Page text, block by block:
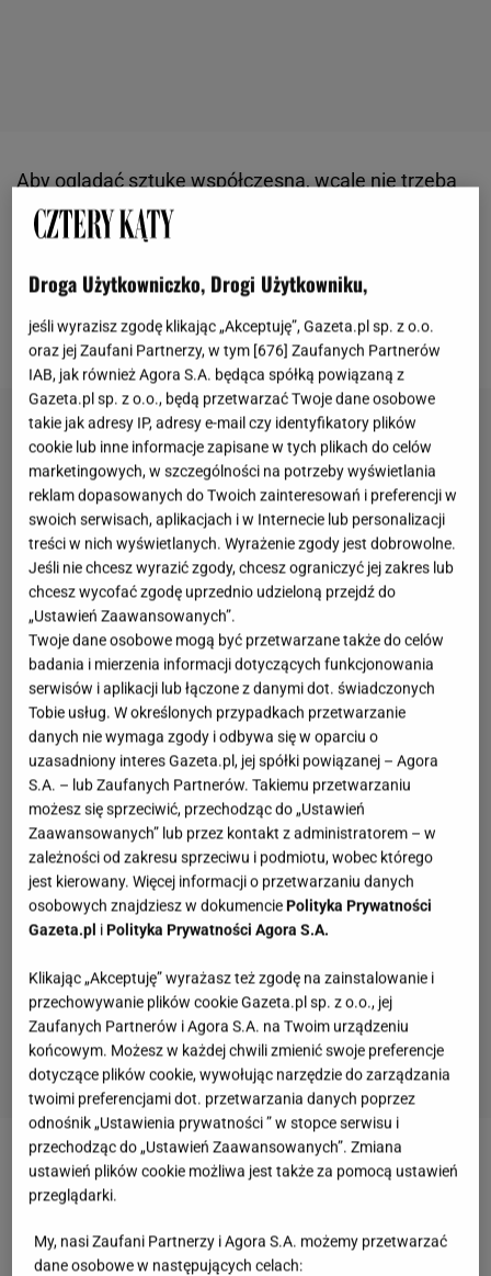
Aby oglądać sztukę współczesną, wcale nie trzeba
chodzić po galeriach i muzeach. Czasem wystarczy
rozejrzeć się dookoła! Niedawno w Warszawie, na
Patio Cosmopolitan Twarda 4, stanęła niezwykła
Erana Skakine'a.
"You and Me" to ośmiometrowa rzeźba zwróconej
do siebie pary. Platforma, na której ustawione są
postacie, jest w ciągłym, powolnym ruchu. Kobieta i
mężczyzna zdają się balansować na poruszającej
Droga Użytkowniczko, Drogi Użytkowniku,
jeśli wyrazisz zgodę klikając „Akceptuję”, Gazeta.pl sp. z o.o.
oraz jej Zaufani Partnerzy, w tym [676] Zaufanych Partnerów
IAB, jak również Agora S.A. będąca spółką powiązaną z
Gazeta.pl sp. z o.o., będą przetwarzać Twoje dane osobowe
takie jak adresy IP, adresy e-mail czy identyfikatory plików
cookie lub inne informacje zapisane w tych plikach do celów
marketingowych, w szczególności na potrzeby wyświetlania
reklam dopasowanych do Twoich zainteresowań i preferencji w
swoich serwisach, aplikacjach i w Internecie lub personalizacji
treści w nich wyświetlanych. Wyrażenie zgody jest dobrowolne.
Jeśli nie chcesz wyrazić zgody, chcesz ograniczyć jej zakres lub
chcesz wycofać zgodę uprzednio udzieloną przejdź do
„Ustawień Zaawansowanych”.
Twoje dane osobowe mogą być przetwarzane także do celów
badania i mierzenia informacji dotyczących funkcjonowania
serwisów i aplikacji lub łączone z danymi dot. świadczonych
Tobie usług. W określonych przypadkach przetwarzanie
danych nie wymaga zgody i odbywa się w oparciu o
uzasadniony interes Gazeta.pl, jej spółki powiązanej – Agora
S.A. – lub Zaufanych Partnerów. Takiemu przetwarzaniu
możesz się sprzeciwić, przechodząc do „Ustawień
Zaawansowanych” lub przez kontakt z administratorem – w
zależności od zakresu sprzeciwu i podmiotu, wobec którego
jest kierowany. Więcej informacji o przetwarzaniu danych
osobowych znajdziesz w dokumenciePolityka Prywatności
Gazeta.pl iPolityka Prywatności Agora S.A.
Klikając „Akceptuję” wyrażasz też zgodę na zainstalowanie i
przechowywanie plików cookie Gazeta.pl sp. z o.o., jej
Zaufanych Partnerów i Agora S.A. na Twoim urządzeniu
końcowym. Możesz w każdej chwili zmienić swoje preferencje
dotyczące plików cookie, wywołując narzędzie do zarządzania
twoimi preferencjami dot. przetwarzania danych poprzez
odnośnik „Ustawienia prywatności ” w stopce serwisu i
przechodząc do „Ustawień Zaawansowanych”. Zmiana
ustawień plików cookie możliwa jest także za pomocą ustawień
przeglądarki.
My, nasi Zaufani Partnerzy i Agora S.A. możemy przetwarzać
dane osobowe w następujących celach: